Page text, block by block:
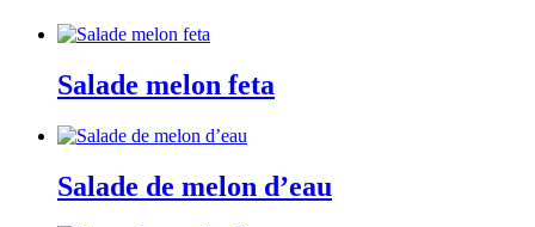
Salade melon feta
Salade de melon d’eau